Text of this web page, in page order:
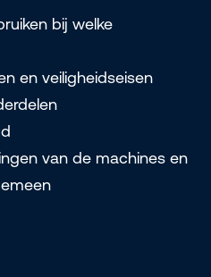
bij welke
en veiligheidseisen
van de machines en